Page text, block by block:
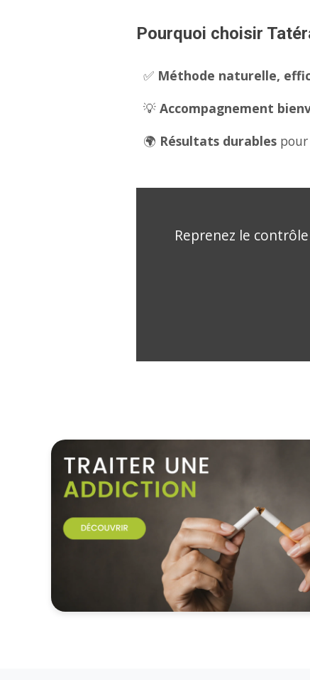
Pourquoi choisir
✅ Méthode naturelle,
💡 Accompagnement
🌍 Résultats durables
Reprenez le